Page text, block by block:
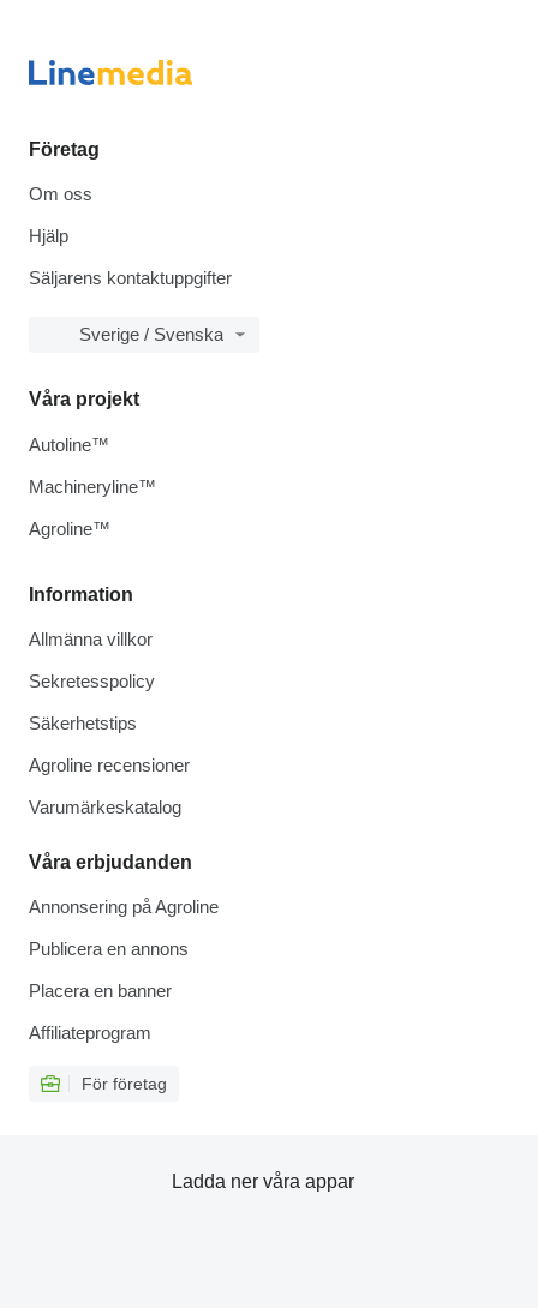
Företag
Om oss
Hjälp
Säljarens kontaktuppgifter
Sverige / Svenska
Information
Allmänna villkor
Sekretesspolicy
Säkerhetstips
Agroline recensioner
Varumärkeskatalog
Våra erbjudanden
Annonsering på Agroline
Publicera en annons
Placera en banner
Affiliateprogram
För företag
Våra projekt
Autoline™
Machineryline™
Agroline™
Ladda ner våra appar